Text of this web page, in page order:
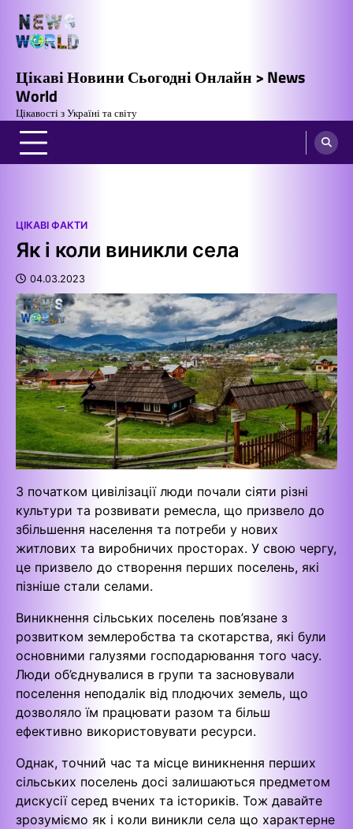
вмісту
Цікаві Новини Сьогодні Онлайн > News
World
Цікавості з Україні та світу
ЦІКАВІ ФАКТИ
Як і коли виникли села
04.03.2023
З початком цивілізації люди почали сіяти різні
культури та розвивати ремесла, що призвело до
збільшення населення та потреби у нових
житлових та виробничих просторах. У свою чергу,
це призвело до створення перших поселень, які
пізніше стали селами.
Виникнення сільських поселень пов’язане з
розвитком землеробства та скотарства, які були
основними галузями господарювання того часу.
Люди об’єднувалися в групи та засновували
поселення неподалік від плодючих земель, що
дозволяло їм працювати разом та більш
ефективно використовувати ресурси.
Однак, точний час та місце виникнення перших
сільських поселень досі залишаються предметом
дискусії серед вчених та істориків. Тож давайте
зрозуміємо як і коли виникли села що характерне